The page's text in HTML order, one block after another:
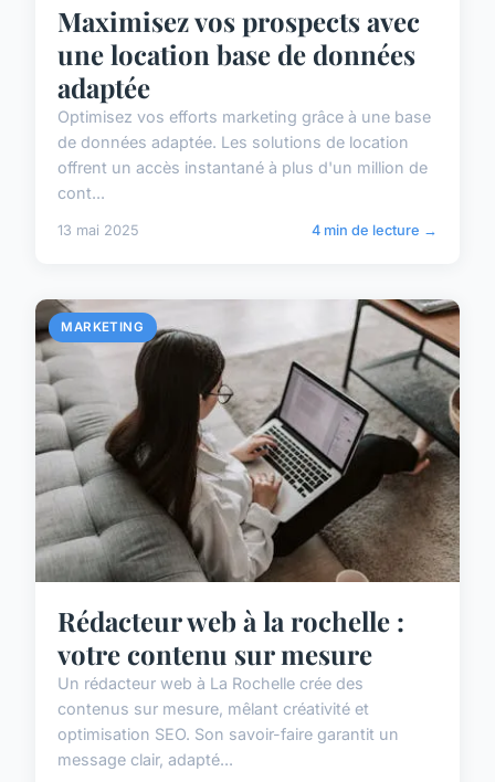
Maximisez vos prospects avec
une location base de données
adaptée
Optimisez vos efforts marketing grâce à une base
de données adaptée. Les solutions de location
offrent un accès instantané à plus d'un million de
cont...
13 mai 2025 4 min de lecture →
MARKETING
Rédacteur web à la rochelle :
votre contenu sur mesure
Un rédacteur web à La Rochelle crée des
contenus sur mesure, mêlant créativité et
optimisation SEO. Son savoir-faire garantit un
message clair, adapté...